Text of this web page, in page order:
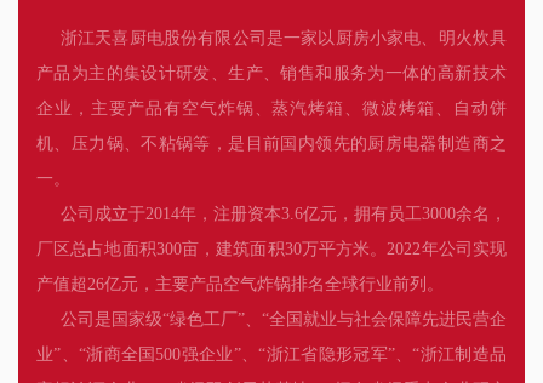
浙江天喜厨电股份有限公司是一家以厨房小家电、明火炊具
产品为主的集设计研发、生产、销售和服务为一体的高新技术
企业，主要产品有空气炸锅、蒸汽烤箱、微波烤箱、自动饼
机、压力锅、不粘锅等，是目前国内领先的厨房电器制造商之
一。
公司成立于2014年，注册资本3.6亿元，拥有员工3000余名，
厂区总占地面积300亩，建筑面积30万平方米。2022年公司实现
产值超26亿元，主要产品空气炸锅排名全球行业前列。
公司是国家级“绿色工厂”、“全国就业与社会保障先进民营企
业”、“浙商全国500强企业”、“浙江省隐形冠军”、“浙江制造品